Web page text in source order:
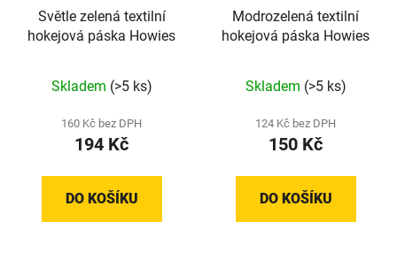
Světle zelená textilní
hokejová páska Howies
hodnocení
produktu
je
z
Skladem (>5 ks)
160 Kč bez DPH
194 Kč
DO KOŠÍKU
Modrozelená textilní
hokejová páska Howies
Skladem (>5 ks)
124 Kč bez DPH
150 Kč
DO KOŠÍKU